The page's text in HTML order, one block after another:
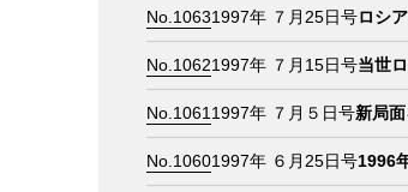
No.10631997年 ７月25日号ロシ
No.10621997年 ７月15日号当世
No.1061 1997年 ７月５日号新局
No.10601997年 ６月25日号1996